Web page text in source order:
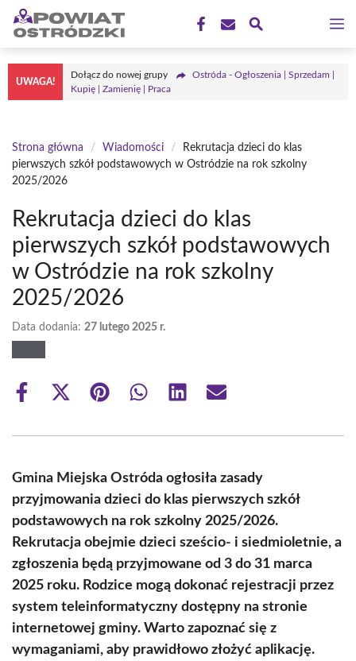
Przejdź
treści
UWAGA!
Dołącz do nowej grupy
Ostróda - Ogłoszenia | Sprzedam |
Kupię | Zamienię | Praca
Strona główna / Wiadomości /
Rekrutacja dzieci do klas
pierwszych szkół podstawowych w Ostródzie na rok szkolny
2025/2026
Rekrutacja dzieci do klas
pierwszych szkół podstawowych
w Ostródzie na rok szkolny
2025/2026
Data dodania: 27 lutego 2025 r.
Share
Share
(Twitter)
Share Share Share Share
Gmina Miejska Ostróda ogłosiła zasady
przyjmowania dzieci do klas pierwszych szkół
podstawowych na rok szkolny 2025/2026.
Rekrutacja obejmie dzieci sześcio- i siedmioletnie, a
zgłoszenia będą przyjmowane od 3 do 31 marca
2025 roku. Rodzice mogą dokonać rejestracji przez
system teleinformatyczny dostępny na stronie
internetowej gminy. Warto zapoznać się z
wymaganiami, aby prawidłowo złożyć aplikację.